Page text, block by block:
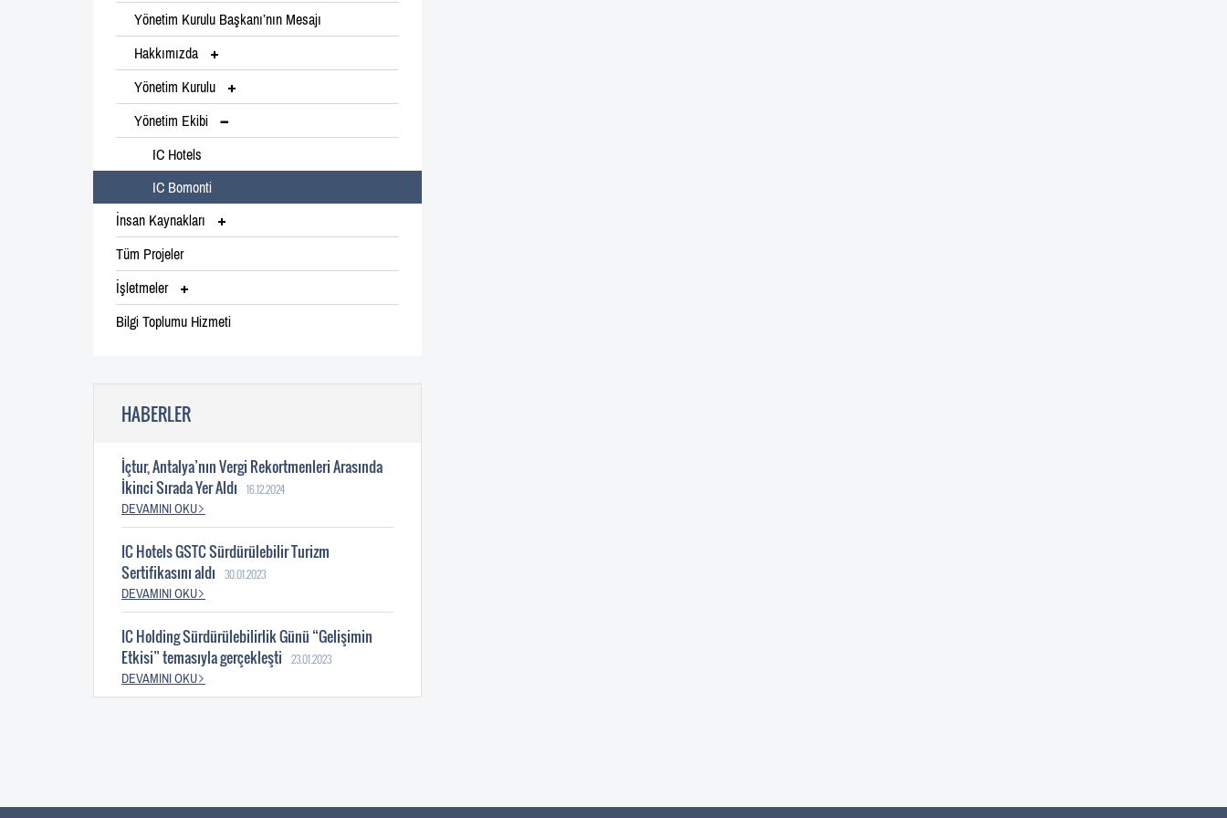
Yönetim Kurulu Başkanı’nın Mesajı
Hakkımızda
Yönetim Kurulu
Yönetim Ekibi
IC Hotels
IC Bomonti
İnsan Kaynakları
Tüm Projeler
İşletmeler
Bilgi Toplumu Hizmeti
HABERLER
İçtur, Antalya’nın Vergi Rekortmenleri Arasında
İkinci Sırada Yer Aldı
16.12.2024
DEVAMINI OKU
IC Hotels GSTC Sürdürülebilir Turizm
Sertifikasını aldı
30.01.2023
DEVAMINI OKU
IC Holding Sürdürülebilirlik Günü “Gelişimin
Etkisi” temasıyla gerçekleşti
23.01.2023
DEVAMINI OKU